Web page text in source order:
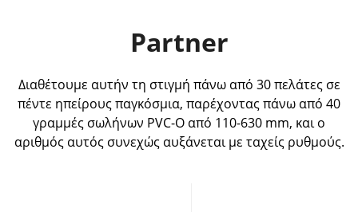
Partner
Διαθέτουμε αυτήν τη στιγμή πάνω από 30 πελάτες σε
πέντε ηπείρους παγκόσμια, παρέχοντας πάνω από 40
γραμμές σωλήνων PVC-O από 110-630 mm, και ο
αριθμός αυτός συνεχώς αυξάνεται με ταχείς ρυθμούς.